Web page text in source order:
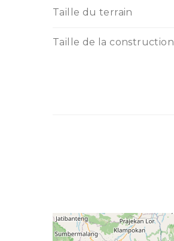
Taille du terrain
Taille de la construction